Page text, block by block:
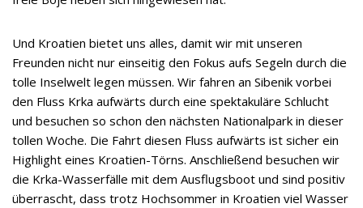
Und Kroatien bietet uns alles, damit wir mit unseren
Freunden nicht nur einseitig den Fokus aufs Segeln durch die
tolle Inselwelt legen müssen. Wir fahren an Sibenik vorbei
den Fluss Krka aufwärts durch eine spektakuläre Schlucht
und besuchen so schon den nächsten Nationalpark in dieser
tollen Woche. Die Fahrt diesen Fluss aufwärts ist sicher ein
Highlight eines Kroatien-Törns. Anschließend besuchen wir
die Krka-Wasserfälle mit dem Ausflugsboot und sind positiv
überrascht, dass trotz Hochsommer in Kroatien viel Wasser